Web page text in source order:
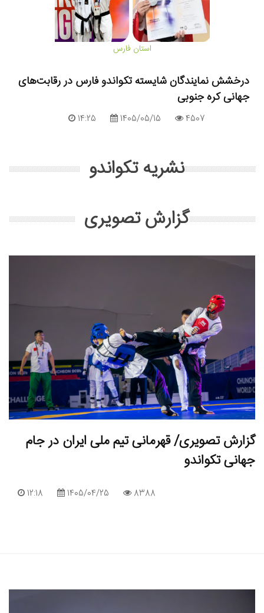
استان فارس
درخشش نمایندگان شایسته تکواندو فارس در رقابت‌های
جهانی کره جنوبی
14:25 1405/05/15 4507
نشریه تکواندو
گزارش تصویری
گزارش تصویری/ قهرمانی تیم ملی ایران در جام
جهانی تکواندو
12:18 1405/04/25 8388